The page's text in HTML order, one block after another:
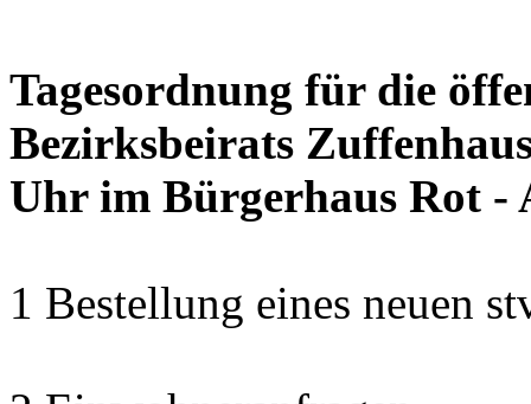
Tagesordnung für die
Bezirksbeirats
Uhr im Bürgerhaus Rot -
1 Bestellung eines neuen